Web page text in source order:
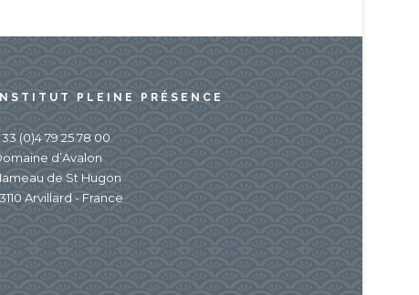
PLEINE PRÉSENCE
33 (0)4 79 25 78 00
d’Avalon
de St Hugon
Arvillard - France